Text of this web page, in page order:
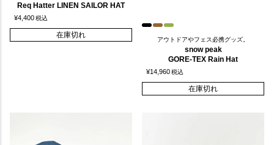
Req Hatter LINEN SAILOR HAT
¥4,400税込
在庫切れ
アウトドアやフェス必携グッズ。
snow peak
GORE-TEX Rain Hat
¥14,960税込
在庫切れ